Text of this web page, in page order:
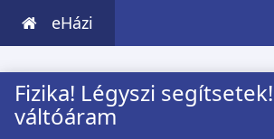
eHázi
Fizika! Légyszi
váltóáram